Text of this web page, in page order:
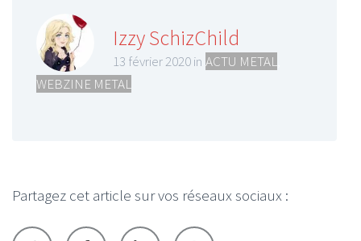
Izzy SchizChild
13 février 2020 in ACTU METAL
WEBZINE METAL
Partagez cet article sur vos réseaux sociaux :